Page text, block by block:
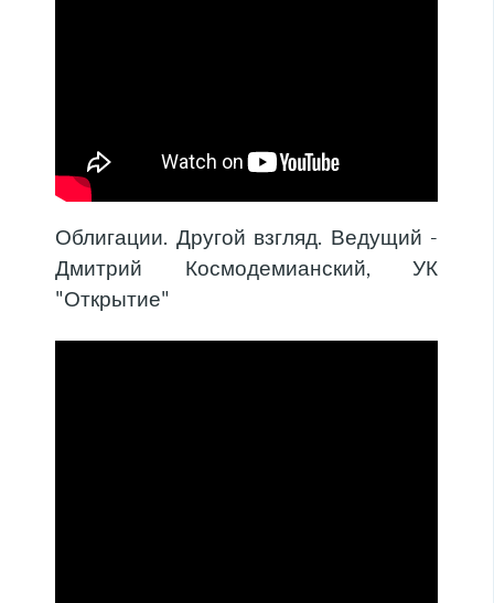
Облигации. Другой взгляд. Ведущий -
Дмитрий Космодемианский, УК
"Открытие"